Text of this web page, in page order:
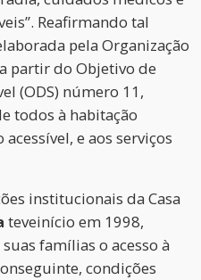
Reafirmando tal
pela Organização
partir do Objetivo de
(ODS) número 11,
todos à habitação
e aos serviços
institucionais da Casa
teveinício em 1998,
famílias o acesso à
condições